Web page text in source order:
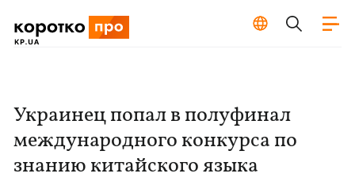
Украинец попал в полуфинал
международного конкурса по
знанию китайского языка